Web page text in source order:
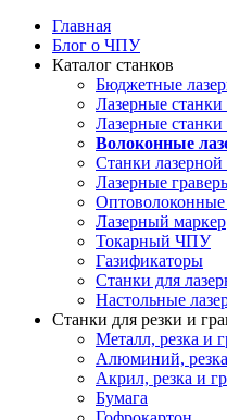
Главная
Блог о ЧПУ
Каталог станков
Бюджетные
Лазерные
Лазерные
Волоконные
Станки лазерной
Лазерные
Оптоволоконные
Лазерный маркер
Токарный ЧПУ
Газификаторы
Cтанки для
Настольные
Станки для резки и
Металл, резка и
Алюминий,
Акрил, резка и
Бумага